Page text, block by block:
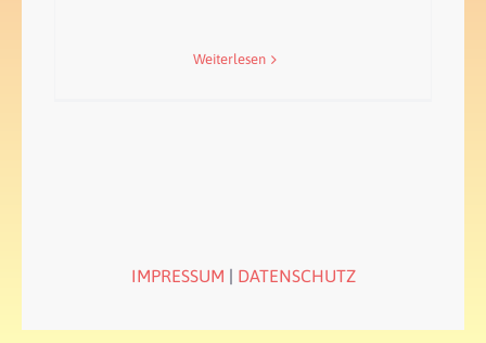
Weiterlesen
IMPRESSUM | DATENSCHUTZ